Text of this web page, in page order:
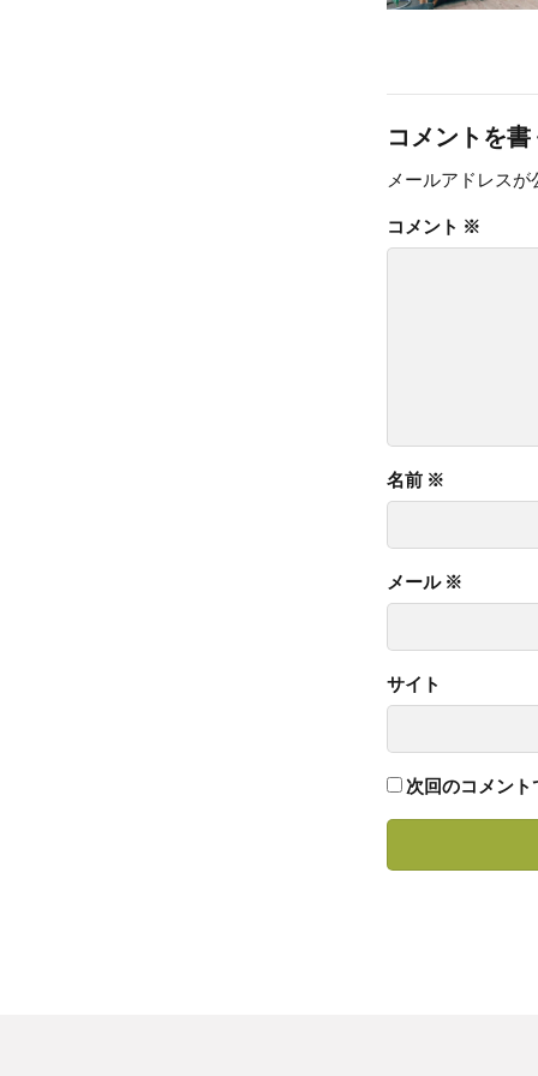
コメントを書
メールアドレス
コメント ※
名前 ※
メール ※
サイト
次回のコメン